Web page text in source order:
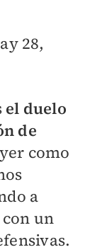
28,
el duelo
de
como
a
un